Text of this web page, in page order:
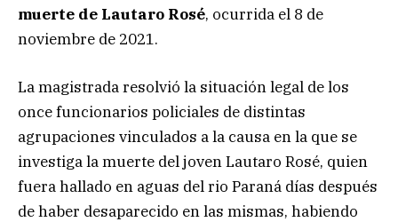
muerte de Lautaro Rosé, ocurrida el 8 de
noviembre de 2021.
La magistrada resolvió la situación legal de los
once funcionarios policiales de distintas
agrupaciones vinculados a la causa en la que se
investiga la muerte del joven Lautaro Rosé, quien
fuera hallado en aguas del rio Paraná días después
de haber desaparecido en las mismas, habiendo